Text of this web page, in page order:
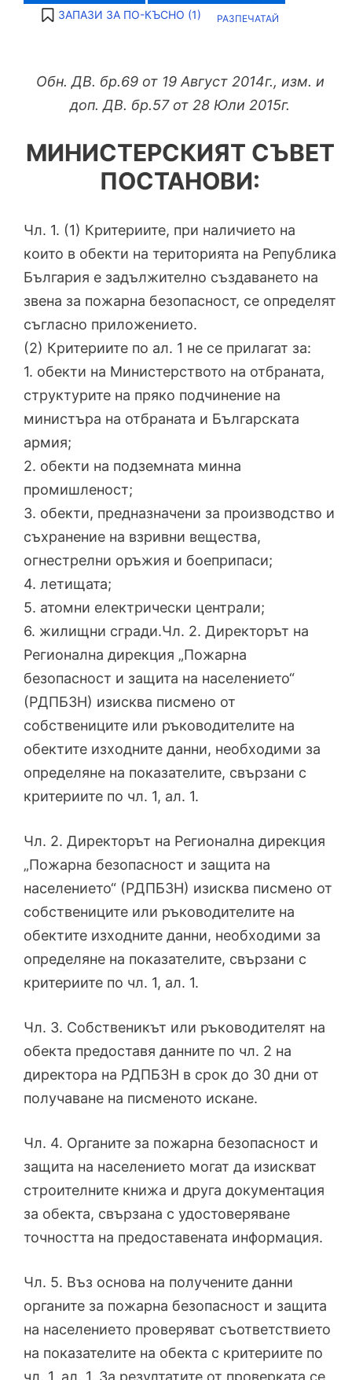
ЗАПАЗИ ЗА ПО-КЪСНО (1) РАЗПЕЧАТАЙ
Обн. ДВ. бр.69 от 19 Август 2014г., изм. и
доп. ДВ. бр.57 от 28 Юли 2015г.
МИНИСТЕРСКИЯТ СЪВЕТ
ПОСТАНОВИ:
Чл. 1. (1) Критериите, при наличието на
които в обекти на територията на Република
България е задължително създаването на
звена за пожарна безопасност, се определят
съгласно приложението.
(2) Критериите по ал. 1 не се прилагат за:
1. обекти на Министерството на отбраната,
структурите на пряко подчинение на
министъра на отбраната и Българската
армия;
2. обекти на подземната минна
промишленост;
3. обекти, предназначени за производство и
съхранение на взривни вещества,
огнестрелни оръжия и боеприпаси;
4. летищата;
5. атомни електрически централи;
6. жилищни сгради.Чл. 2. Директорът на
Регионална дирекция „Пожарна
безопасност и защита на населението“
(РДПБЗН) изисква писмено от
собствениците или ръководителите на
обектите изходните данни, необходими за
определяне на показателите, свързани с
критериите по чл. 1, ал. 1.
Чл. 2. Директорът на Регионална дирекция
„Пожарна безопасност и защита на
населението“ (РДПБЗН) изисква писмено от
собствениците или ръководителите на
обектите изходните данни, необходими за
определяне на показателите, свързани с
критериите по чл. 1, ал. 1.
Чл. 3. Собственикът или ръководителят на
обекта предоставя данните по чл. 2 на
директора на РДПБЗН в срок до 30 дни от
получаване на писменото искане.
Чл. 4. Органите за пожарна безопасност и
защита на населението могат да изискват
строителните книжа и друга документация
за обекта, свързана с удостоверяване
точността на предоставената информация.
Чл. 5. Въз основа на получените данни
органите за пожарна безопасност и защита
на населението проверяват съответствието
на показателите на обекта с критериите по
чл. 1, ал. 1. За резултатите от проверката се